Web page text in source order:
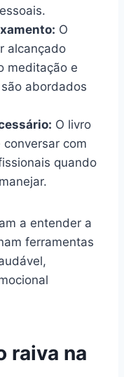
O
alcançado
meditação e
abordados
O livro
com
quando
a entender a
ferramentas
raiva na